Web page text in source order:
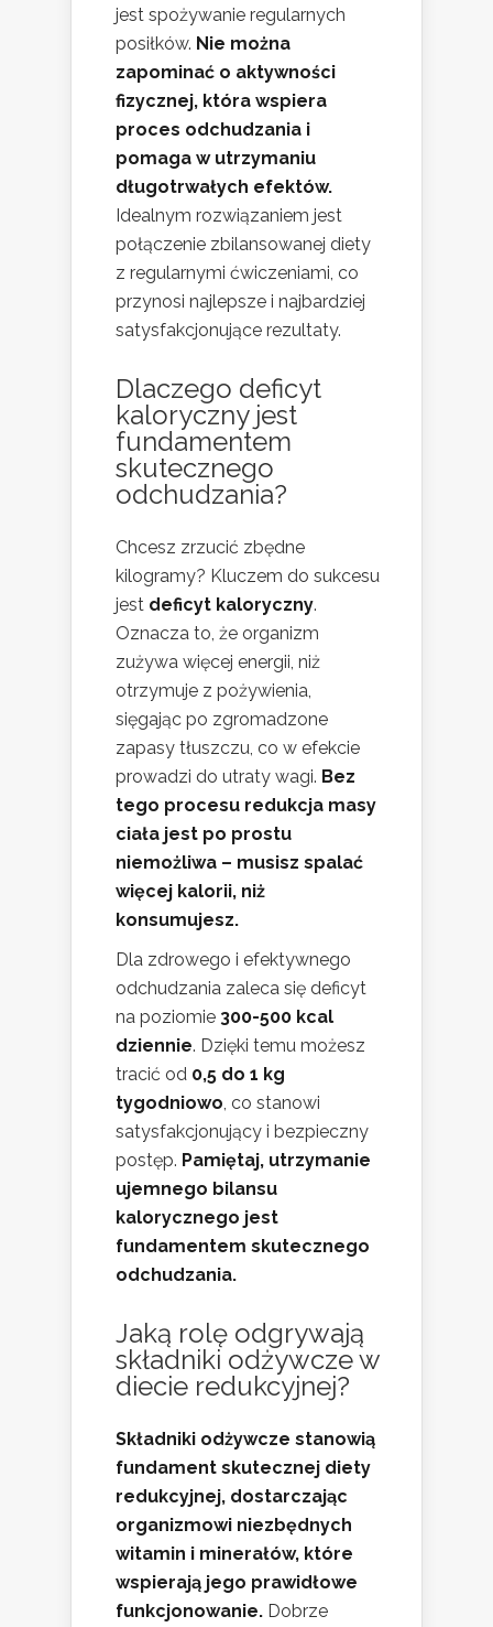
jest spożywanie regularnych
posiłków. Nie można
zapominać o aktywności
fizycznej, która wspiera
proces odchudzania i
pomaga w utrzymaniu
długotrwałych efektów.
Idealnym rozwiązaniem jest
połączenie zbilansowanej diety
z regularnymi ćwiczeniami, co
przynosi najlepsze i najbardziej
satysfakcjonujące rezultaty.
Dlaczego deficyt
kaloryczny jest
fundamentem
skutecznego
odchudzania?
Chcesz zrzucić zbędne
kilogramy? Kluczem do sukcesu
jest deficyt kaloryczny.
Oznacza to, że organizm
zużywa więcej energii, niż
otrzymuje z pożywienia,
sięgając po zgromadzone
zapasy tłuszczu, co w efekcie
prowadzi do utraty wagi. Bez
tego procesu redukcja masy
ciała jest po prostu
niemożliwa – musisz spalać
więcej kalorii, niż
konsumujesz.
Dla zdrowego i efektywnego
odchudzania zaleca się deficyt
na poziomie 300-500 kcal
dziennie. Dzięki temu możesz
tracić od 0,5 do 1 kg
tygodniowo , co stanowi
satysfakcjonujący i bezpieczny
postęp. Pamiętaj, utrzymanie
ujemnego bilansu
kalorycznego jest
fundamentem skutecznego
odchudzania.
Jaką rolę odgrywają
składniki odżywcze w
diecie redukcyjnej?
Składniki odżywcze stanowią
fundament skutecznej diety
redukcyjnej, dostarczając
organizmowi niezbędnych
witamin i minerałów, które
wspierają jego prawidłowe
funkcjonowanie. Dobrze